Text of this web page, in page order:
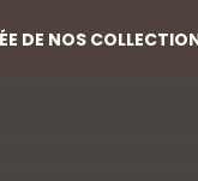
DE NOS